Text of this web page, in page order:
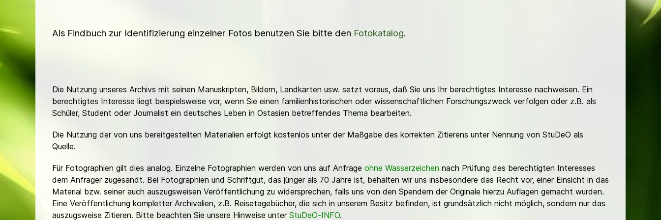
Als Findbuch zur Identifizierung einzelner Fotos benutzen Sie bitte den Fotokatalog.
Die Nutzung unseres Archivs mit seinen Manuskripten, Bildern, Landkarten usw. setzt voraus, daß Sie uns Ihr berechtigtes Interesse nachweisen. Ein
berechtigtes Interesse liegt beispielsweise vor, wenn Sie einen familienhistorischen oder wissenschaftlichen Forschungszweck verfolgen oder z.B. als
Schüler, Student oder Journalist ein deutsches Leben in Ostasien betreffendes Thema bearbeiten.
Die Nutzung der von uns bereitgestellten Materialien erfolgt kostenlos unter der Maßgabe des korrekten Zitierens unter Nennung von StuDeO als
Quelle.
Für Fotographien gilt dies analog. Einzelne Fotographien werden von uns auf Anfrage ohne Wasserzeichen nach Prüfung des berechtigten Interesses
dem Anfrager zugesandt. Bei Fotographien und Schriftgut, das jünger als 70 Jahre ist, behalten wir uns insbesondere das Recht vor, einer Einsicht in das
Material bzw. seiner auch auszugsweisen Veröffentlichung zu widersprechen, falls uns von den Spendern der Originale hierzu Auflagen gemacht wurden.
Eine Veröffentlichung kompletter Archivalien, z.B. Reisetagebücher, die sich in unserem Besitz befinden, ist grundsätzlich nicht möglich, sondern nur das
auszugsweise Zitieren. Bitte beachten Sie unsere Hinweise unter StuDeO-INFO.